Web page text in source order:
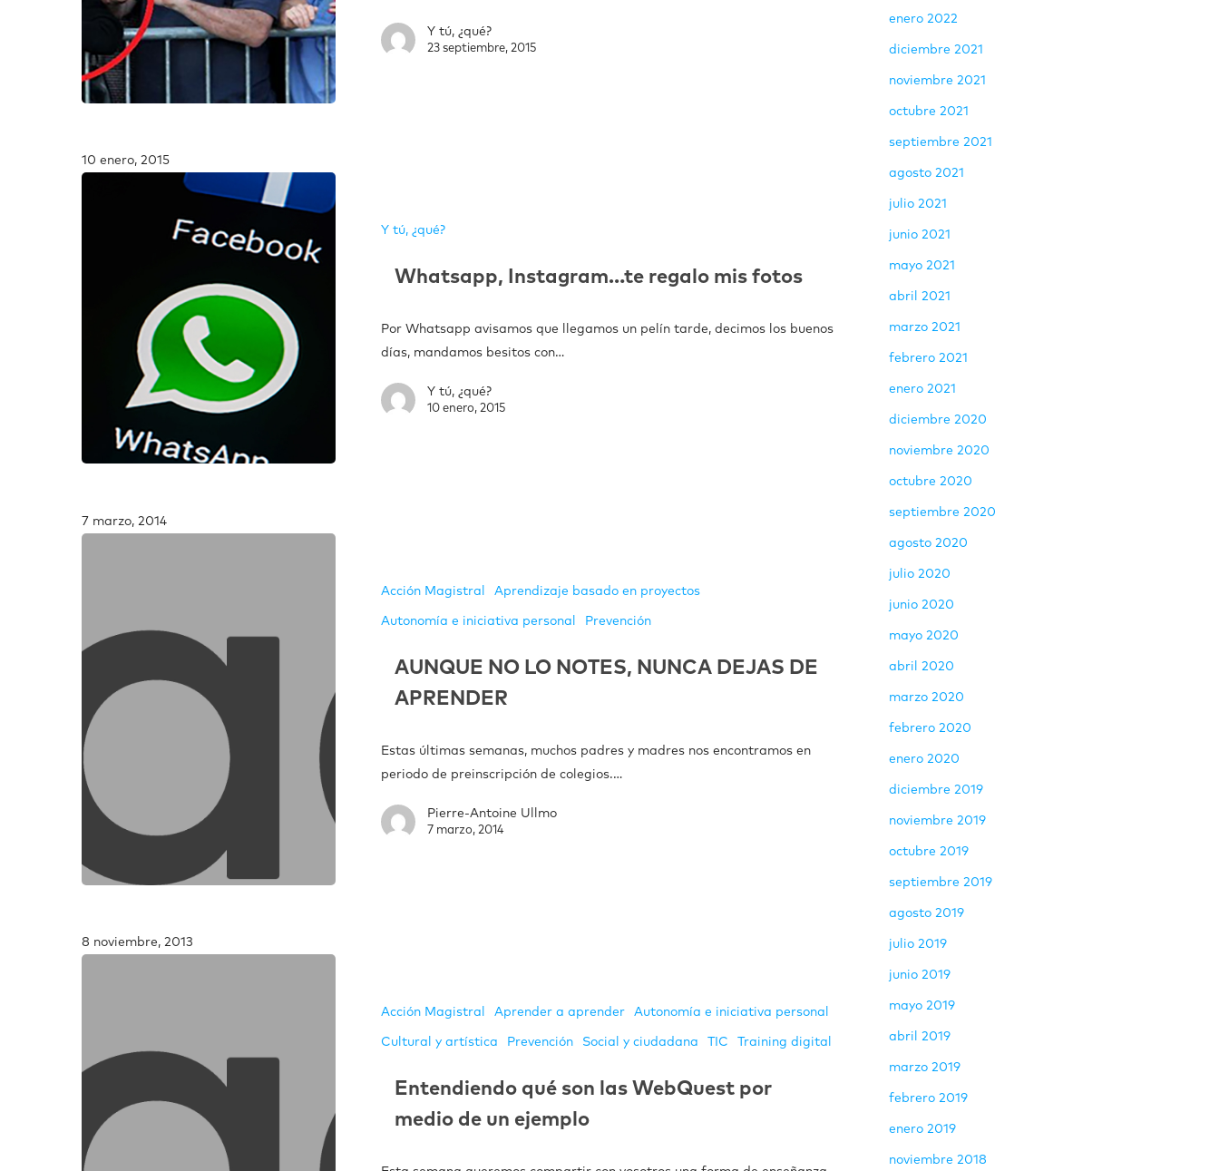
Y tú, ¿qué?
23 septiembre, 2015
10 enero, 2015
Y tú, ¿qué?
Whatsapp, Instagram…te regalo mis fotos
Por Whatsapp avisamos que llegamos un pelín tarde, decimos los buenos
días, mandamos besitos con…
Y tú, ¿qué?
10 enero, 2015
7 marzo, 2014
Acción Magistral Aprendizaje basado en proyectos
Autonomía e iniciativa personal Prevención
AUNQUE NO LO NOTES, NUNCA DEJAS DE
APRENDER
Estas últimas semanas, muchos padres y madres nos encontramos en
periodo de preinscripción de colegios.…
Pierre-Antoine Ullmo
7 marzo, 2014
8 noviembre, 2013
Acción Magistral Aprender a aprender Autonomía e iniciativa personal
Cultural y artística Prevención Social y ciudadana TIC Training digital
Entendiendo qué son las WebQuest por
medio de un ejemplo
enero 2022
diciembre 2021
noviembre 2021
octubre 2021
septiembre 2021
agosto 2021
julio 2021
junio 2021
mayo 2021
abril 2021
marzo 2021
febrero 2021
enero 2021
diciembre 2020
noviembre 2020
octubre 2020
septiembre 2020
agosto 2020
julio 2020
junio 2020
mayo 2020
abril 2020
marzo 2020
febrero 2020
enero 2020
diciembre 2019
noviembre 2019
octubre 2019
septiembre 2019
agosto 2019
julio 2019
junio 2019
mayo 2019
abril 2019
marzo 2019
febrero 2019
enero 2019
noviembre 2018